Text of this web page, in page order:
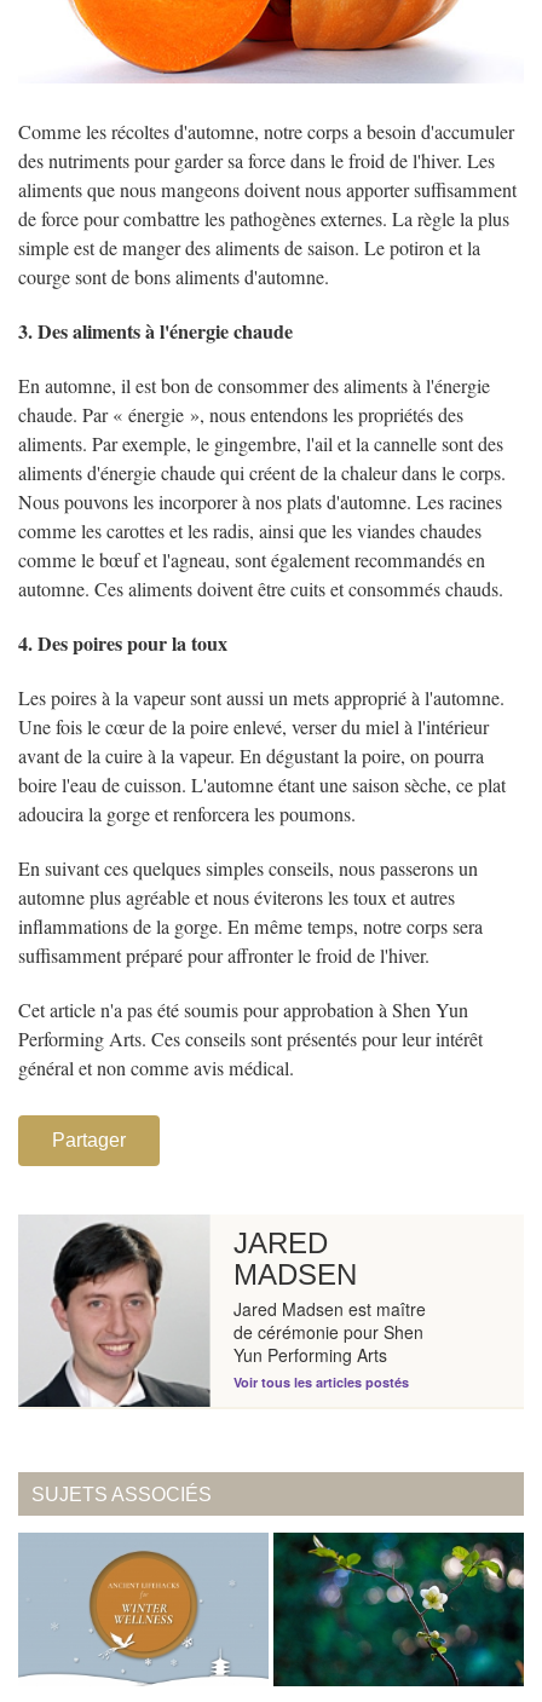
Comme les récoltes d'automne, notre corps a besoin d'accumuler
des nutriments pour garder sa force dans le froid de l'hiver. Les
aliments que nous mangeons doivent nous apporter suffisamment
de force pour combattre les pathogènes externes. La règle la plus
simple est de manger des aliments de saison. Le potiron et la
courge sont de bons aliments d'automne.
3. Des aliments à l'énergie chaude
En automne, il est bon de consommer des aliments à l'énergie
chaude. Par « énergie », nous entendons les propriétés des
aliments. Par exemple, le gingembre, l'ail et la cannelle sont des
aliments d'énergie chaude qui créent de la chaleur dans le corps.
Nous pouvons les incorporer à nos plats d'automne. Les racines
comme les carottes et les radis, ainsi que les viandes chaudes
comme le bœuf et l'agneau, sont également recommandés en
automne. Ces aliments doivent être cuits et consommés chauds.
4. Des poires pour la toux
Les poires à la vapeur sont aussi un mets approprié à l'automne.
Une fois le cœur de la poire enlevé, verser du miel à l'intérieur
avant de la cuire à la vapeur. En dégustant la poire, on pourra
boire l'eau de cuisson. L'automne étant une saison sèche, ce plat
adoucira la gorge et renforcera les poumons.
En suivant ces quelques simples conseils, nous passerons un
automne plus agréable et nous éviterons les toux et autres
inflammations de la gorge. En même temps, notre corps sera
suffisamment préparé pour affronter le froid de l'hiver.
Cet article n'a pas été soumis pour approbation à Shen Yun
Performing Arts. Ces conseils sont présentés pour leur intérêt
général et non comme avis médical.
Partager
JARED
MADSEN
Jared Madsen est maître
de cérémonie pour Shen
Yun Performing Arts
Voir tous les articles postés
SUJETS ASSOCIÉS